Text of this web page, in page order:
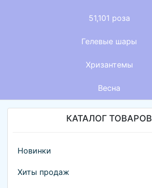
51,101 роза
Гелевые шары
Хризантемы
Весна
КАТАЛОГ ТОВАРОВ
Новинки
Хиты продаж